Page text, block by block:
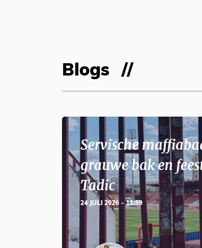
Blogs
Servische
grauwe bak en
Tadic
24 JULI 2026 - 11:59